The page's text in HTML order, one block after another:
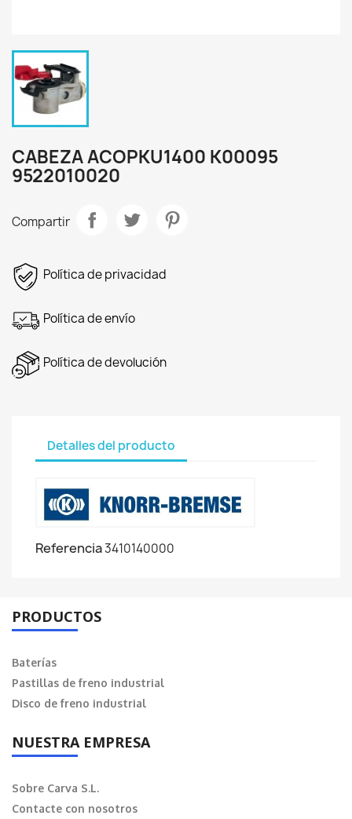
CABEZA ACOPKU1400 K00095
9522010020
Compartir
Política de privacidad
Política de envío
Política de devolución
Detalles del producto
Referencia3410140000
PRODUCTOS
Baterías
Pastillas de freno industrial
Disco de freno industrial
NUESTRA EMPRESA
Sobre Carva S.L.
Contacte con nosotros